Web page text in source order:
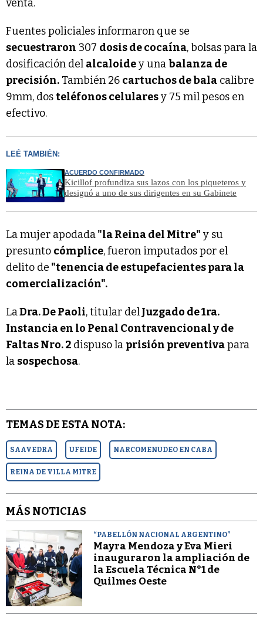
venta.
Fuentes policiales informaron que se
secuestraron 307 dosis de cocaína, bolsas para la
dosificación del alcaloidey unabalanza de
precisión. También 26 cartuchos de bala calibre
9mm, dosteléfonos celularesy 75 mil pesos en
efectivo.
LEÉ TAMBIÉN:
ACUERDO CONFIRMADO
Kicillof profundiza sus lazos con los piqueteros y
designó a uno de sus dirigentes en su Gabinete
La mujer apodada"la Reina del Mitre" y su
presunto cómplice, fueron imputados por el
delito de "tenencia de estupefacientes para la
comercialización".
LaDra. De Paoli, titular delJuzgado de 1ra.
Instancia en lo Penal Contravencional y de
Faltas Nro. 2 dispuso la prisión preventivapara
la sospechosa.
TEMAS DE ESTA NOTA:
SAAVEDRA UFEIDE NARCOMENUDEO EN CABA
REINA DE VILLA MITRE
MÁS NOTICIAS
“PABELLÓN NACIONAL ARGENTINO”
Mayra Mendoza y Eva Mieri
inauguraron la ampliación de
la Escuela Técnica N°1 de
Quilmes Oeste